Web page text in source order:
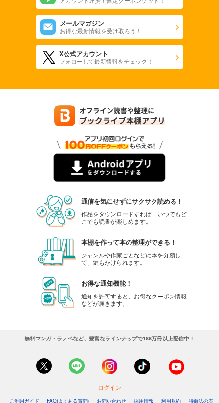
550円 (税込)
equal vol.96α
あらすじを表示する
660
円 (税込)
あらすじを表示する
equal vol.94β
440円 (税込)
あらすじを表示する
440円 (税込)
equal vol.93
あらすじを表示する
メールマガジン
お得な最新情報を受け取ろう！
X公式アカウント
フォローして最新情報をチェック！
通信を気にせずにサクサク読める！
作品をダウンロードすれば、いつでもど
こでも読書が楽しめます。
本棚を作って本の整理ができる！
ジャンルや作家ごとなどに本を分類し
て、鍵もかけられます。
お得な通知機能！
通知を許可すると、お得なクーポン情報
などが届きます。
無料マンガ・ラノベなど、豊富なラインナップで188万冊以上配信中！
ログイン
ご利用ガイド FAQ(よくある質問) お問い合わせ 採用情報 利用規約 特商法の表